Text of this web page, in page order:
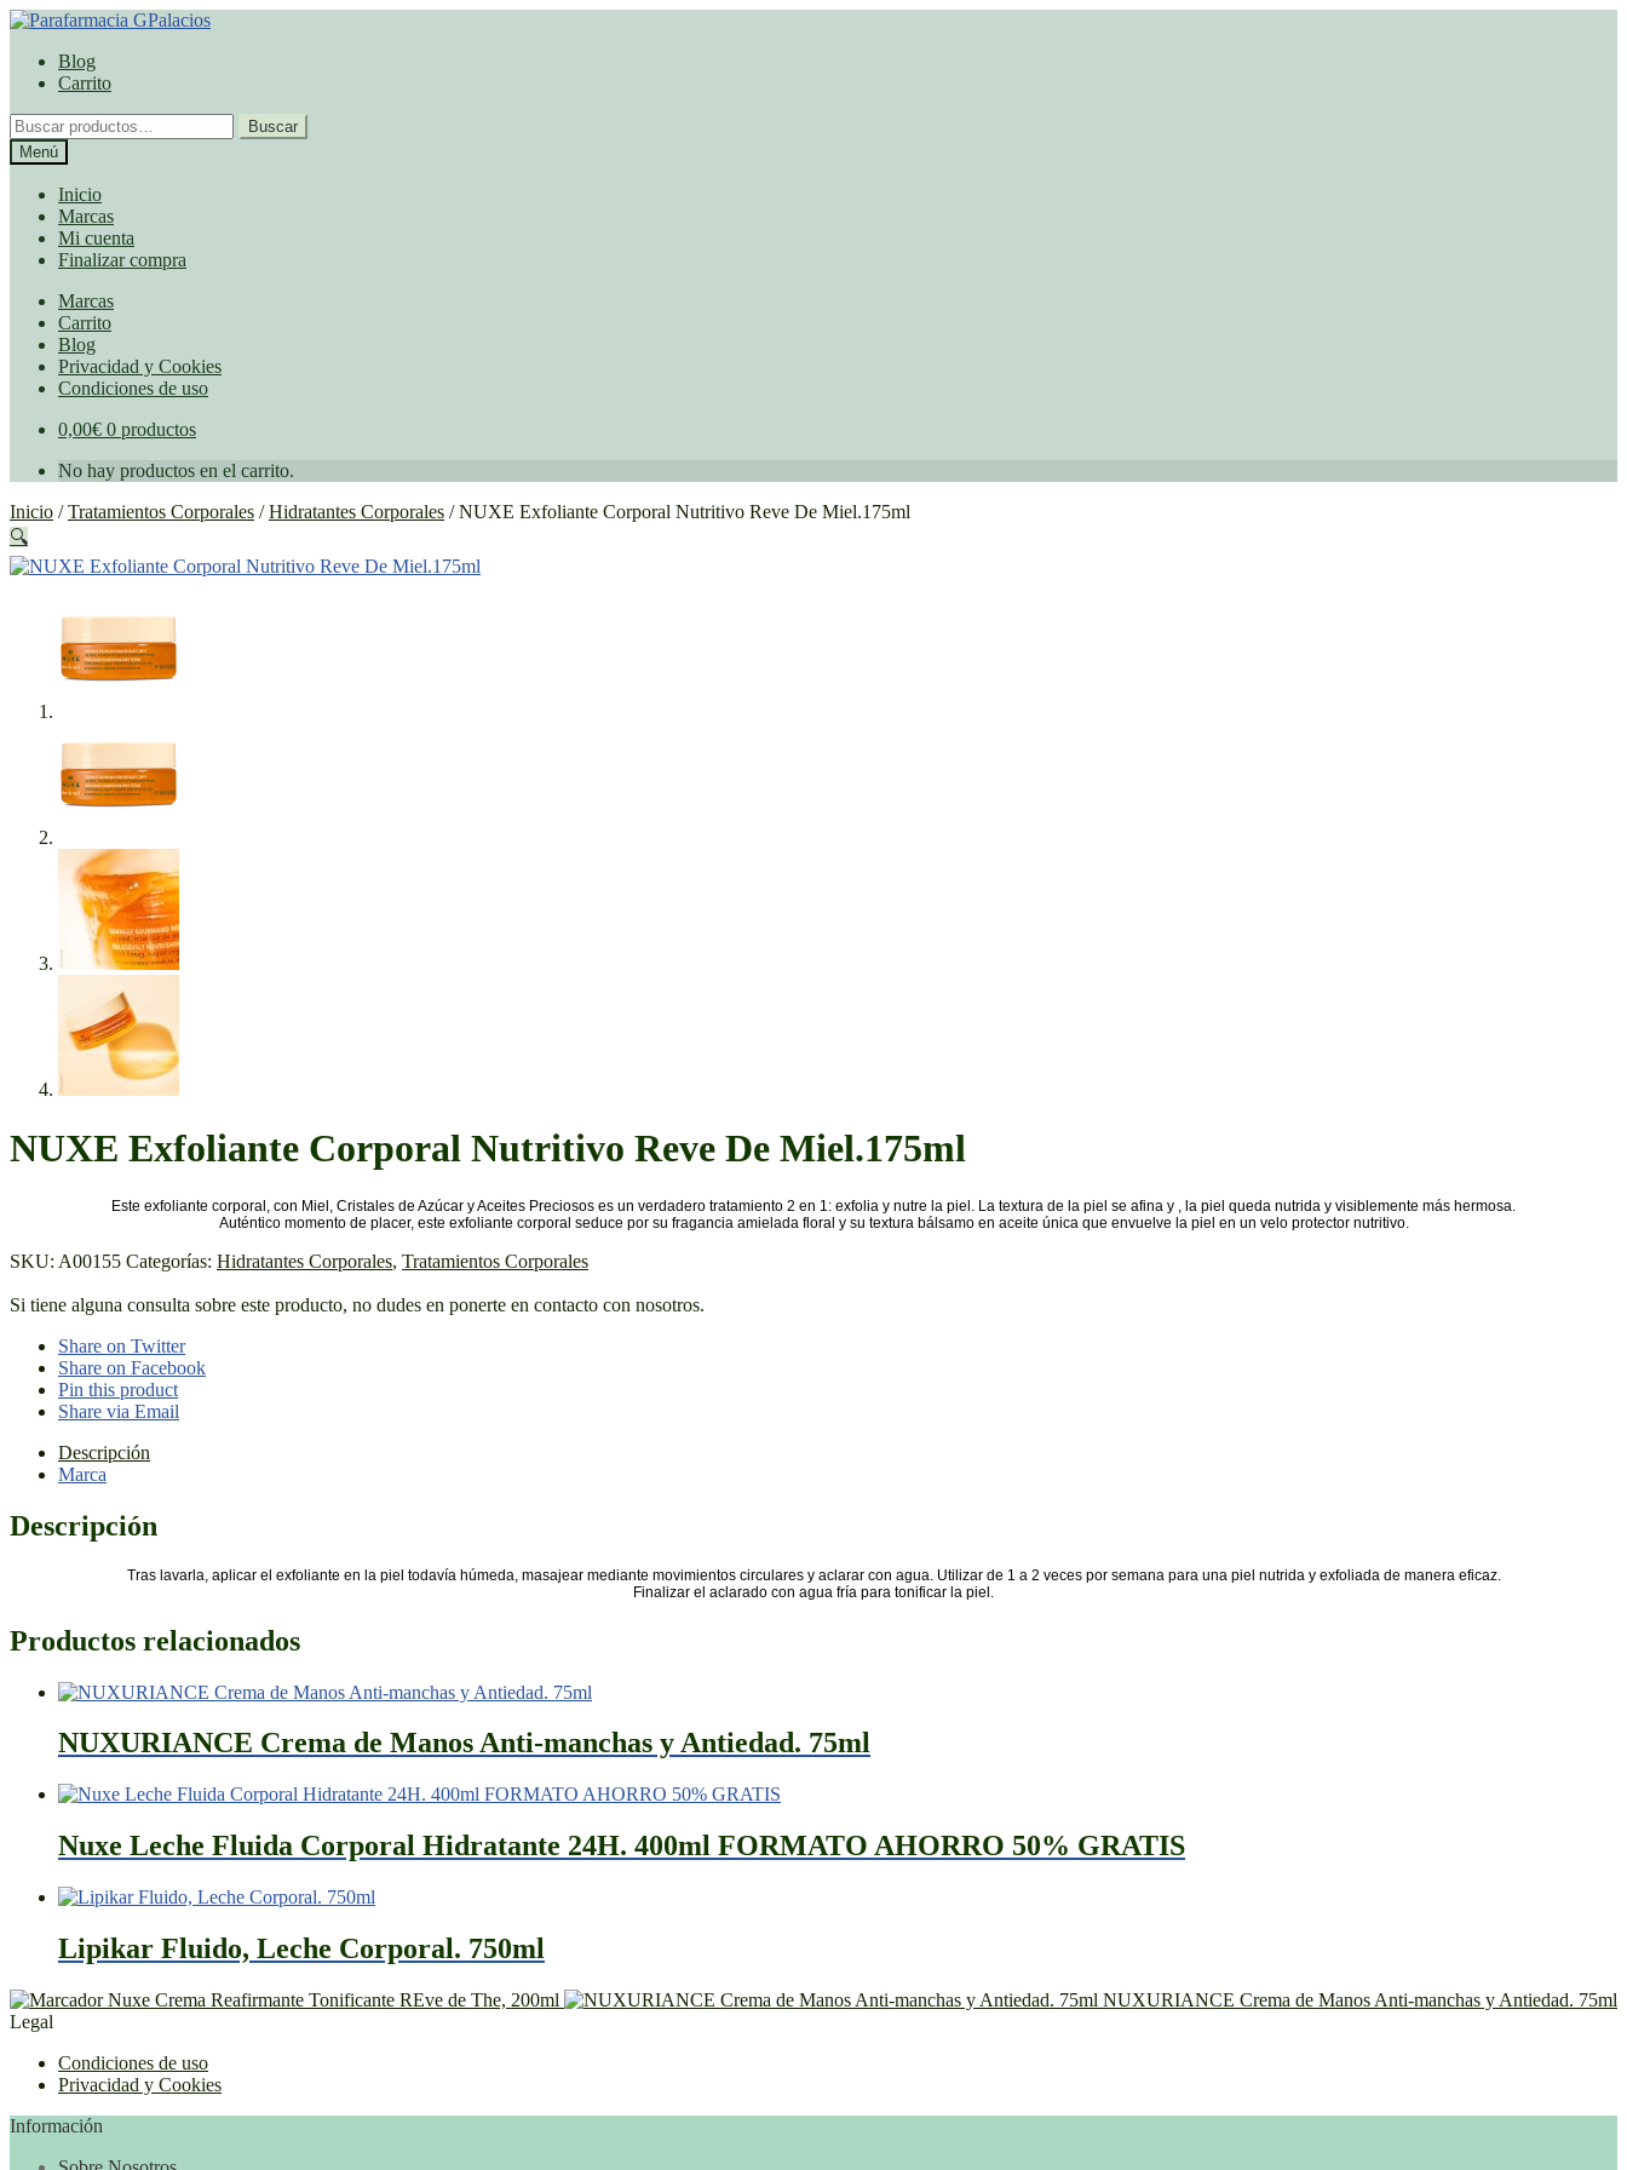
Ir
navegación
Ir
contenido
Blog
Carrito
Buscar
por:
Buscar
Menú
Inicio
Marcas
Mi cuenta
Finalizar compra
Marcas
Carrito
Blog
Privacidad y Cookies
Condiciones de uso
0,00€ 0 productos
No hay productos en el carrito.
Inicio /Tratamientos Corporales /Hidratantes Corporales /NUXE Exfoliante Corporal Nutritivo Reve De Miel.175ml
🔍
NUXE Exfoliante Corporal Nutritivo Reve De Miel.175ml
Este exfoliante corporal, con Miel, Cristales de Azúcar y Aceites Preciosos es un verdadero tratamiento 2 en 1: exfolia y nutre la piel. La textura de la piel se afina y , la piel queda nutrida y visiblemente más hermosa.
Auténtico momento de placer, este exfoliante corporal seduce por su fragancia amielada floral y su textura bálsamo en aceite única que envuelve la piel en un velo protector nutritivo.
SKU: A00155 Categorías: Hidratantes Corporales, Tratamientos Corporales
Si tiene alguna consulta sobre este producto, no dudes en ponerte en contacto con nosotros.
Share on Twitter
Share on Facebook
Pin this product
Share via Email
Descripción
Marca
Descripción
Tras lavarla, aplicar el exfoliante en la piel todavía húmeda, masajear mediante movimientos circulares y aclarar con agua. Utilizar de 1 a 2 veces por semana para una piel nutrida y exfoliada de manera eficaz.
Finalizar el aclarado con agua fría para tonificar la piel.
Productos relacionados
NUXURIANCE Crema de Manos Anti-manchas y Antiedad. 75ml
Nuxe Leche Fluida Corporal Hidratante 24H. 400ml FORMATO AHORRO 50% GRATIS
Lipikar Fluido, Leche Corporal. 750ml
Nuxe Crema Reafirmante Tonificante REve de The, 200ml
NUXURIANCE Crema de Manos Anti-manchas y Antiedad. 75ml
Legal
Condiciones de uso
Privacidad y Cookies
Información